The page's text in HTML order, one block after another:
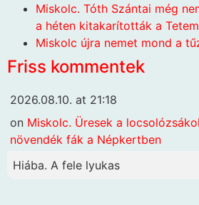
Miskolc. Tóth Szántai még
a héten kitakarították a
Miskolc újra nemet mond a
Friss kommentek
2026.08.10. at 21:18
on Miskolc. Üresek a
növendék fák a Népkertben
Hiába. A fele lyukas